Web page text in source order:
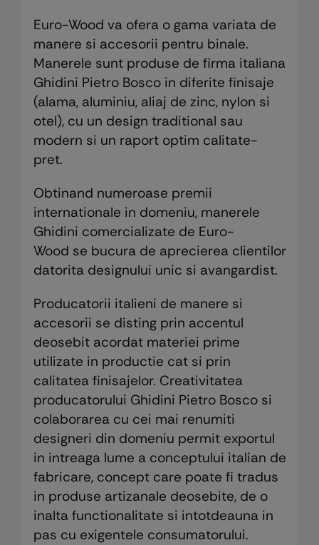
Euro-Wood va ofera o gama variata de
manere si accesorii pentru binale.
Manerele sunt produse de firma italiana
Ghidini Pietro Bosco in diferite finisaje
(alama, aluminiu, aliaj de zinc, nylon si
otel), cu un design traditional sau
modern si un raport optim calitate-
pret.
Obtinand numeroase premii
internationale in domeniu, manerele
Ghidini comercializate de Euro-
Wood se bucura de aprecierea clientilor
datorita designului unic si avangardist.
Producatorii italieni de manere si
accesorii se disting prin accentul
deosebit acordat materiei prime
utilizate in productie cat si prin
calitatea finisajelor. Creativitatea
producatorului Ghidini Pietro Bosco si
colaborarea cu cei mai renumiti
designeri din domeniu permit exportul
in intreaga lume a conceptului italian de
fabricare, concept care poate fi tradus
in produse artizanale deosebite, de o
inalta functionalitate si intotdeauna in
pas cu exigentele consumatorului.